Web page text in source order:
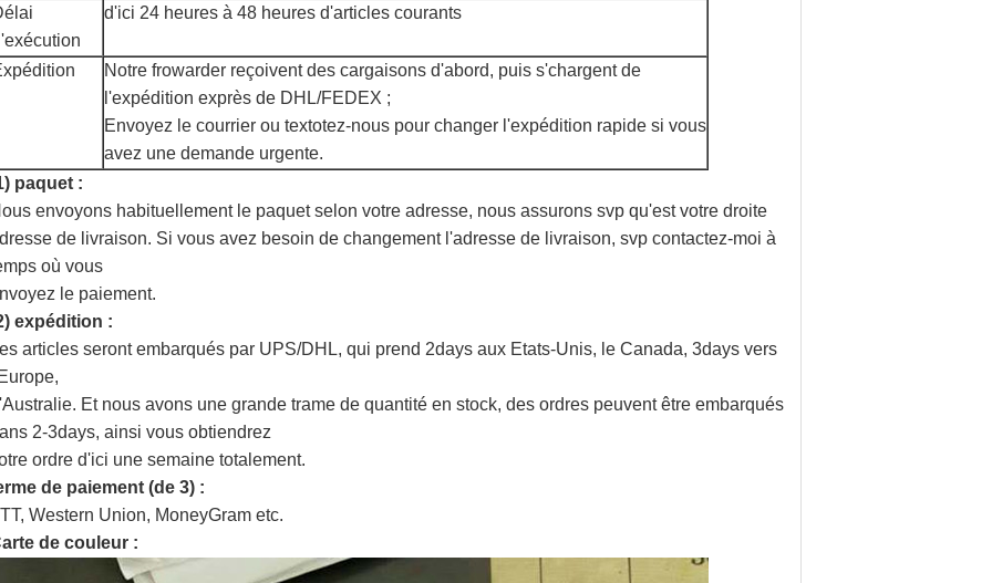
d'ici 24 heures à 48 heures d'articles courants
Notre frowarder reçoivent des cargaisons d'abord, puis s'chargent de
l'expédition exprès de DHL/FEDEX ;
Envoyez le courrier ou textotez-nous pour changer l'expédition rapide si vous
avez une demande urgente.
paquet :
envoyons habituellement le paquet selon votre adresse, nous assurons svp qu'est votre droite
de livraison. Si vous avez besoin de changement l'adresse de livraison, svp contactez-moi à
où vous
le paiement.
expédition :
articles seront embarqués par UPS/DHL, qui prend 2days aux Etats-Unis, le Canada, 3days vers
Et nous avons une grande trame de quantité en stock, des ordres peuvent être embarqués
2-3days, ainsi vous obtiendrez
ordre d'ici une semaine totalement.
de paiement (de 3) :
Western Union, MoneyGram etc.
de couleur :